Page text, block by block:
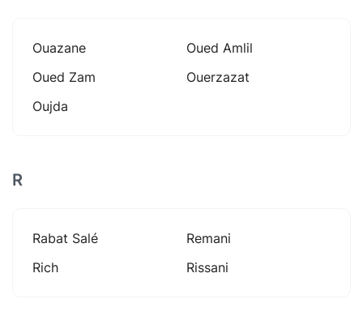
Ouazane
Oued Amlil
Oued Zam
Ouerzazat
Oujda
R
Rabat Salé
Remani
Rich
Rissani